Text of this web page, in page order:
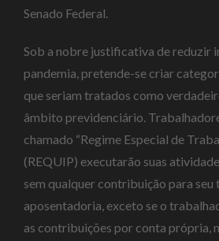
Senado Federal.
Sob a nobre justificativa de reduzir
pandemia, pretende-se criar
que seriam tratados como
âmbito previdenciário.
chamado “Regime Especial de
(REQUIP) executarão suas
sem qualquer contribuição para seu
aposentadoria, exceto se o
as contribuições por conta própria,